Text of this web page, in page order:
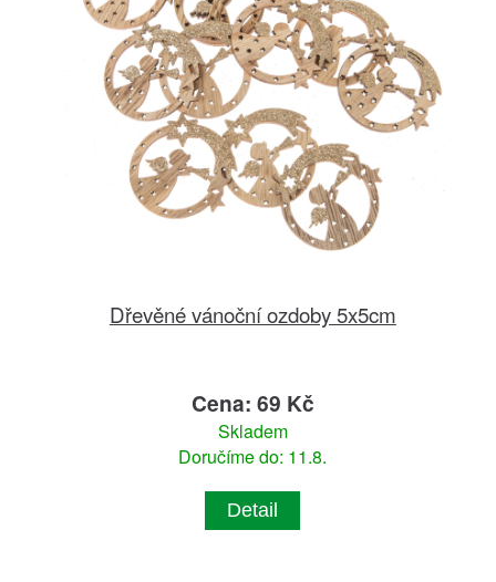
Dřevěné vánoční ozdoby 5x5cm
Cena: 69 Kč
Skladem
Doručíme do: 11.8.
Detail